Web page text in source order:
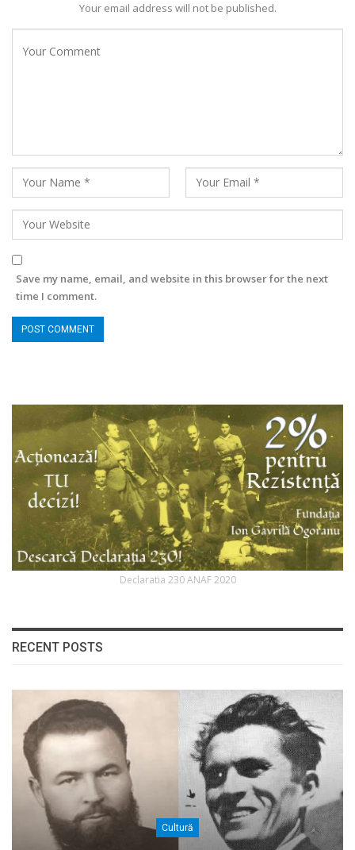
Your email address will not be published.
Save my name, email, and website in this browser for the next
time I comment.
Declaratia 230 ANAF 2020
RECENT POSTS
Cultură